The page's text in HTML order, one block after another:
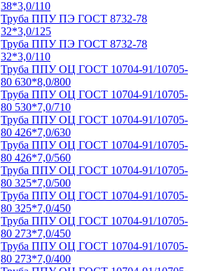
38*3,0/110
Труба ППУ ПЭ ГОСТ 8732-78
32*3,0/125
Труба ППУ ПЭ ГОСТ 8732-78
32*3,0/110
Труба ППУ ОЦ ГОСТ 10704-91/10705-
80 630*8,0/800
Труба ППУ ОЦ ГОСТ 10704-91/10705-
80 530*7,0/710
Труба ППУ ОЦ ГОСТ 10704-91/10705-
80 426*7,0/630
Труба ППУ ОЦ ГОСТ 10704-91/10705-
80 426*7,0/560
Труба ППУ ОЦ ГОСТ 10704-91/10705-
80 325*7,0/500
Труба ППУ ОЦ ГОСТ 10704-91/10705-
80 325*7,0/450
Труба ППУ ОЦ ГОСТ 10704-91/10705-
80 273*7,0/450
Труба ППУ ОЦ ГОСТ 10704-91/10705-
80 273*7,0/400